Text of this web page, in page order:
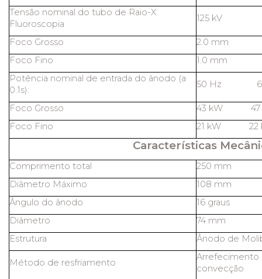
Tensão nominal do tubo de Raio-X:
Fluoroscopia
125 kV
Foco Grosso
2.0 mm
Foco Fino
1.0 mm
Potência nominal de entrada do ânodo (a
0.1s):
50 Hz 60
Foco Grosso
43 kW 47
Foco Fino
21 kW 22
Características
Comprimento total
250 mm
Diâmetro Máximo
108 mm
Ângulo do ânodo
16 graus
Diâmetro
74 mm
Estrutura
Ânodo de
Método de resfriamento
Arrefecimento
convecção